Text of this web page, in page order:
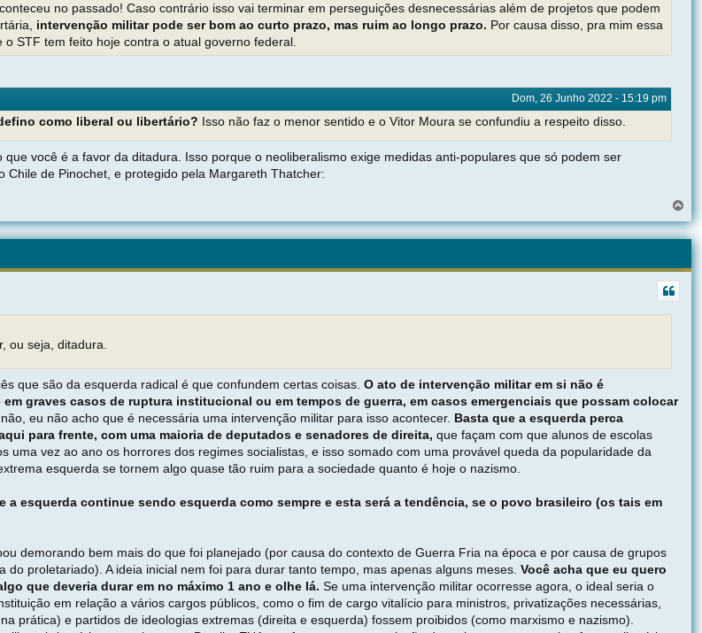
no passado! Caso contrário isso vai terminar em perseguições desnecessárias além de projetos que podem
intervenção militar pode ser bom ao curto prazo, mas ruim ao longo prazo. Por causa disso, pra mim essa
STF tem feito hoje contra o atual governo federal.
Dom, 26 Junho 2022 - 15:19 pm
como liberal ou libertário? Isso não faz o menor sentido e o Vitor Moura se confundiu a respeito disso.
você é a favor da ditadura. Isso porque o neoliberalismo exige medidas anti-populares que só podem ser
de Pinochet, e protegido pela Margareth Thatcher:
o
l
ou seja, ditadura.
que são da esquerda radical é que confundem certas coisas. O ato de intervenção militar em si não é
graves casos de ruptura institucional ou em tempos de guerra, em casos emergenciais que possam colocar
eu não acho que é necessária uma intervenção militar para isso acontecer. Basta que a esquerda perca
para frente, com uma maioria de deputados e senadores de direita, que façam com que alunos de escolas
uma vez ao ano os horrores dos regimes socialistas, e isso somado com uma provável queda da popularidade da
esquerda se tornem algo quase tão ruim para a sociedade quanto é hoje o nazismo.
esquerda continue sendo esquerda como sempre e esta será a tendência, se o povo brasileiro (os tais em
demorando bem mais do que foi planejado (por causa do contexto de Guerra Fria na época e por causa de grupos
proletariado). A ideia inicial nem foi para durar tanto tempo, mas apenas alguns meses. Você acha que eu quero
que deveria durar em no máximo 1 ano e olhe lá. Se uma intervenção militar ocorresse agora, o ideal seria o
em relação a vários cargos públicos, como o fim de cargo vitalício para ministros, privatizações necessárias,
prática) e partidos de ideologias extremas (direita e esquerda) fossem proibidos (como marxismo e nazismo).